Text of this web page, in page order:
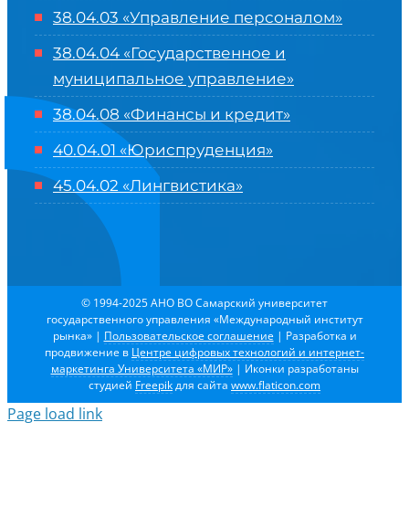
38.04.03 «Управление персоналом»
38.04.04 «Государственное и
муниципальное управление»
38.04.08 «Финансы и кредит»
40.04.01 «Юриспруденция»
45.04.02 «Лингвистика»
© 1994-2025 АНО ВО Самарский университет
государственного управления «Международный институт
рынка» | Пользовательское соглашение | Разработка и
продвижение в Центре цифровых технологий и интернет-
маркетинга Университета «МИР»| Иконки разработаны
студией Freepikдля сайта www.flaticon.com
Page load link